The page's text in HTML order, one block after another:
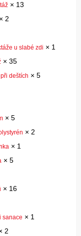
× 13
× 2
u slabé zdi × 1
× 35
deštích × 5
× 5
× 2
× 1
× 5
× 16
sanace × 1
2